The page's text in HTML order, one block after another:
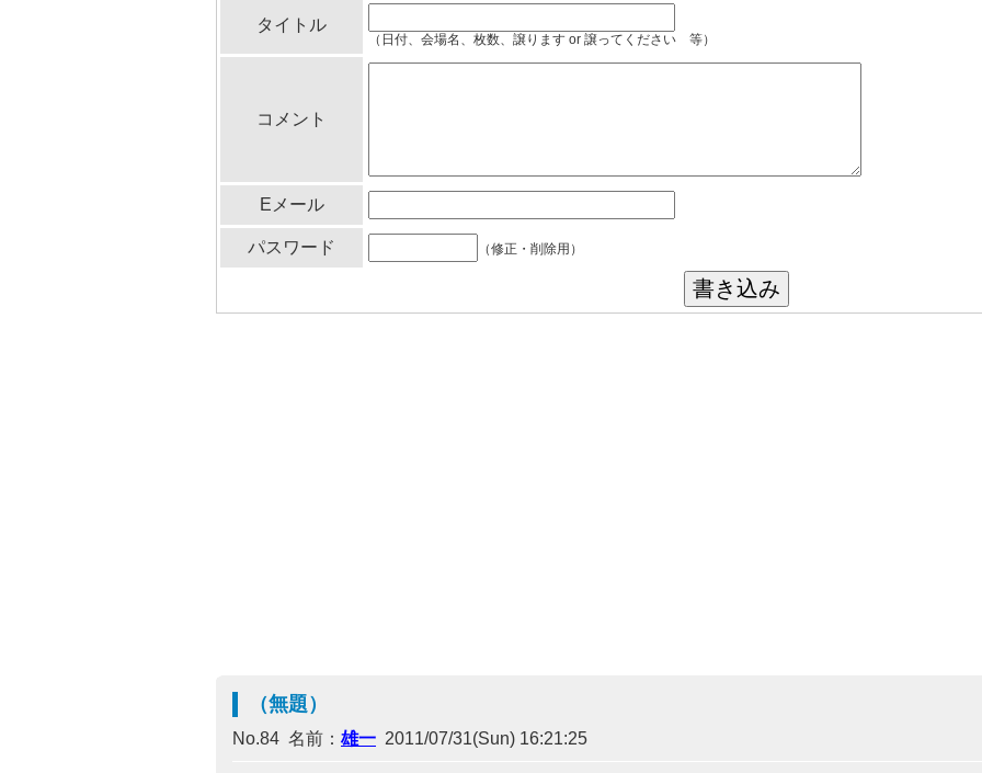
タイトル
（日付、会場名、枚数、譲ります or 譲ってください 等）
コメント
Eメール
パスワード （修正・削除用）
（無題）
No.84 名前： 雄一 2011/07/31(Sun) 16:21:25